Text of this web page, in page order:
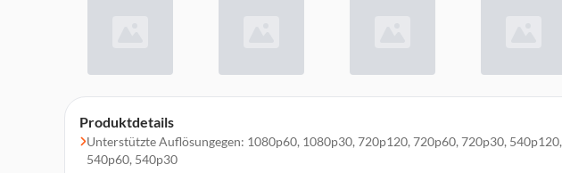
Produktdetails
Unterstützte Auflösungegen: 1080p60, 1080p30, 720p120, 720p60, 720p30, 540p120,
540p60, 540p30